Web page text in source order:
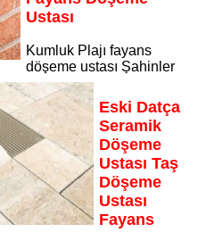
Ustası
Kumluk Plajı fayans
döşeme ustası Şahinler
sanat eseri gibi işleyen
bölgesine özel hizmet
Eski Datça
Seramik
Döşeme
Ustası Taş
Döşeme
Ustası
Fayans